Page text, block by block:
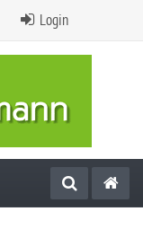
Login